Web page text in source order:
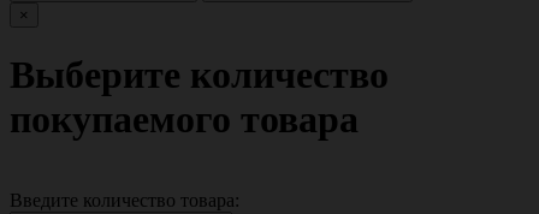
×
Выберите количество
покупаемого товара
Введите количество товара: